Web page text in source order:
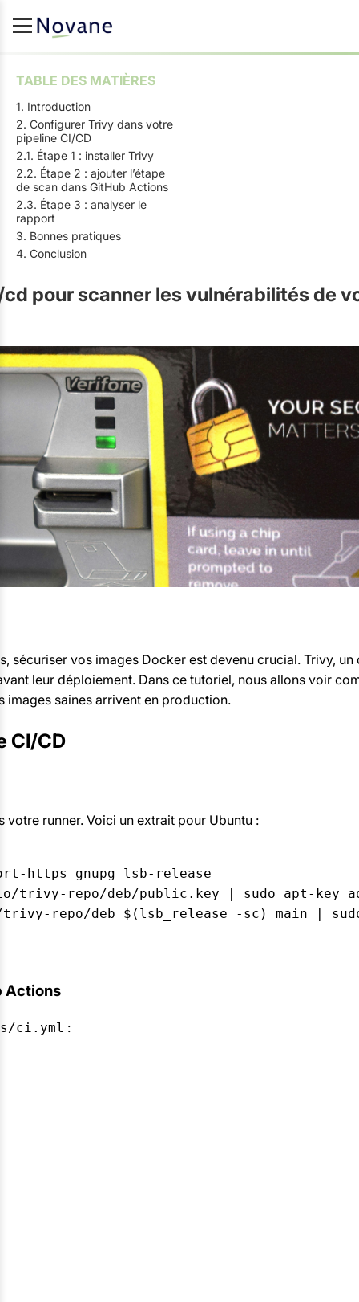
TABLE DES MATIÈRES
1. Introduction
2. Configurer Trivy dans votre
pipeline CI/CD
2.1. Étape 1 : installer Trivy
2.2. Étape 2 : ajouter l’étape
de scan dans GitHub Actions
2.3. Étape 3 : analyser le
rapport
3. Bonnes pratiques
4. Conclusion
pour scanner les vulnérabilités de
sécuriser vos images Docker est devenu crucial. Trivy,
leur déploiement. Dans ce tutoriel, nous allons voir
images saines arrivent en production.
CI/CD
votre runner. Voici un extrait pour Ubuntu :
https gnupg lsb-release
trivy-repo/deb/public.key | sudo apt-key
trivy-repo/deb $(lsb_release -sc) main |
Actions
ci.yml :